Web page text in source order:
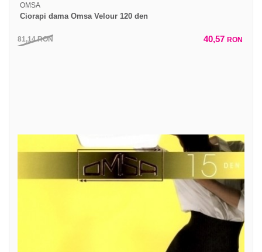
OMSA
Ciorapi dama Omsa Velour 120 den
81,14RON 40,57 RON